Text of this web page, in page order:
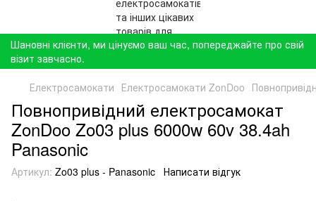
Шановні клієнти, ми цінуємо ваш час, попереджайте про свій
візит завчасно.
Електросамокати Електросамокати ZonDoo
Повнопривідний електросамокат
ZonDoo Zo03 plus 6000w 60v 38.4ah
Panasonic
Артикул: Zo03 plus - Panasonic Написати відгук